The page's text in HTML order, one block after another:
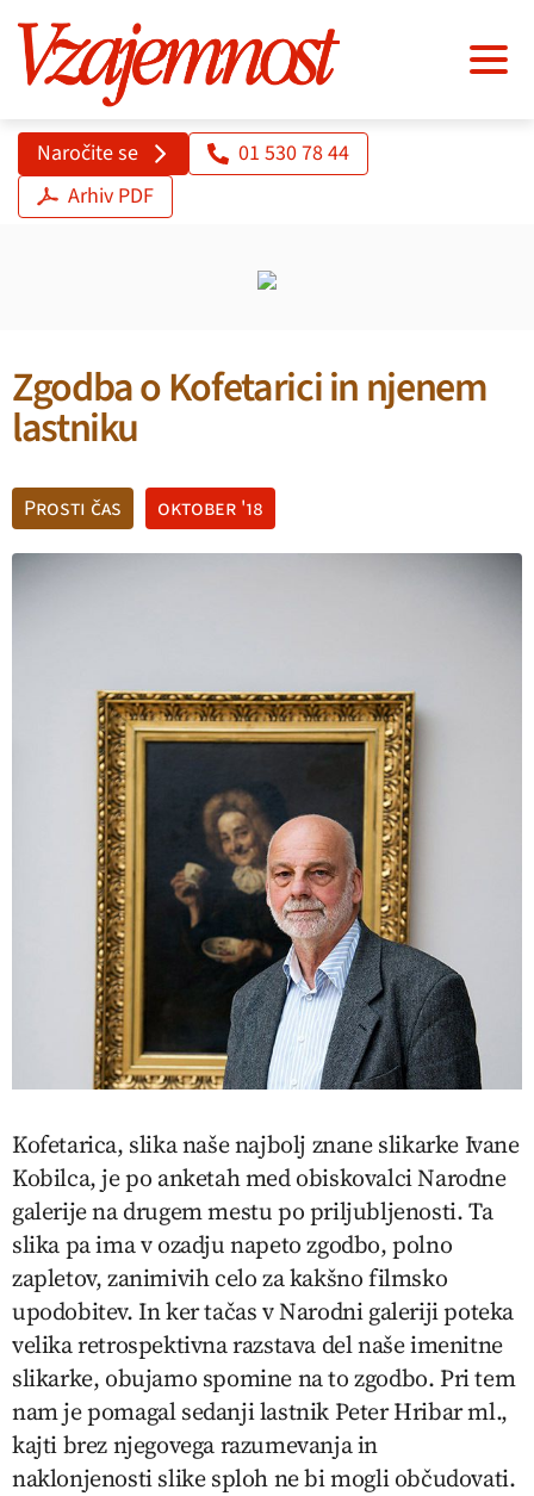
Naročite se
01 530 78 44
Arhiv PDF
Zgodba o Kofetarici in njenem
lastniku
Prosti čas oktober '18
Kofetarica, slika naše najbolj znane slikarke Ivane
Kobilca, je po anketah med obiskovalci Narodne
galerije na drugem mestu po priljubljenosti. Ta
slika pa ima v ozadju napeto zgodbo, polno
zapletov, zanimivih celo za kakšno filmsko
upodobitev. In ker tačas v Narodni galeriji poteka
velika retrospektivna razstava del naše imenitne
slikarke, obujamo spomine na to zgodbo. Pri tem
nam je pomagal sedanji lastnik Peter Hribar ml.,
kajti brez njegovega razumevanja in
naklonjenosti slike sploh ne bi mogli občudovati.